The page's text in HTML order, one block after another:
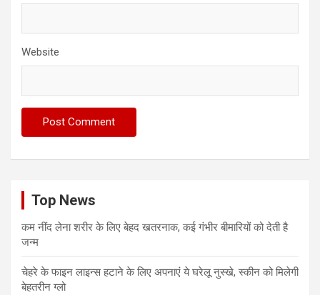
Website
Top News
कम नींद लेना शरीर के लिए बेहद खतरनाक, कई गंभीर बीमारियों को देती है
जन्म
चेहरे के फाइन लाइन्स हटाने के लिए अपनाएं ये घरेलू नुस्खे, स्कीन को मिलेगी
बेहतरीन ग्लो